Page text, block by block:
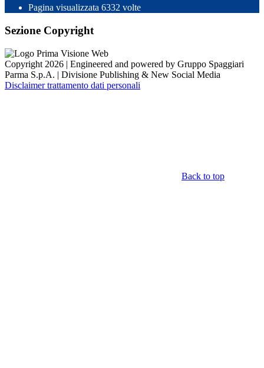
Pagina visualizzata 6332 volte
Sezione Copyright
Copyright 2026 | Engineered and powered by Gruppo Spaggiari
Parma S.p.A. | Divisione Publishing & New Social Media
Disclaimer trattamento dati personali
Back to top